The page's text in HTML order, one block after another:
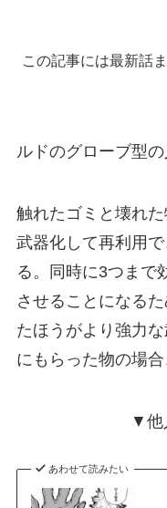
この記事には最新話
ルドのグローブ型の
触れたゴミと壊れた
武器化して再利用
る。同時に3つまで
させることになる
たほうがより強力
にもらった物の場
▼他
あわせて読みたい